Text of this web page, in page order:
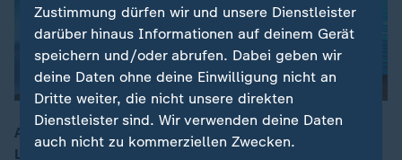
Anlässlich der COP30 fordert Astrophysiker Harald
Lesch eine entschiedenere Klimapolitik. Es werde oft
Zustimmung dürfen wir und unsere Dienstleister
darüber hinaus Informationen auf deinem Gerät
speichern und/oder abrufen. Dabei geben wir
deine Daten ohne deine Einwilligung nicht an
Dritte weiter, die nicht unsere direkten
Dienstleister sind. Wir verwenden deine Daten
auch nicht zu kommerziellen Zwecken.